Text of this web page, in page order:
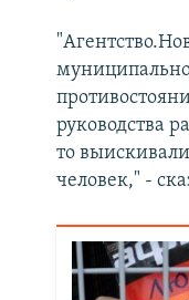
руководства
то
человек," -